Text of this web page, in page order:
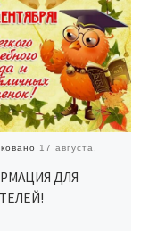
17 августа,
ДЛЯ